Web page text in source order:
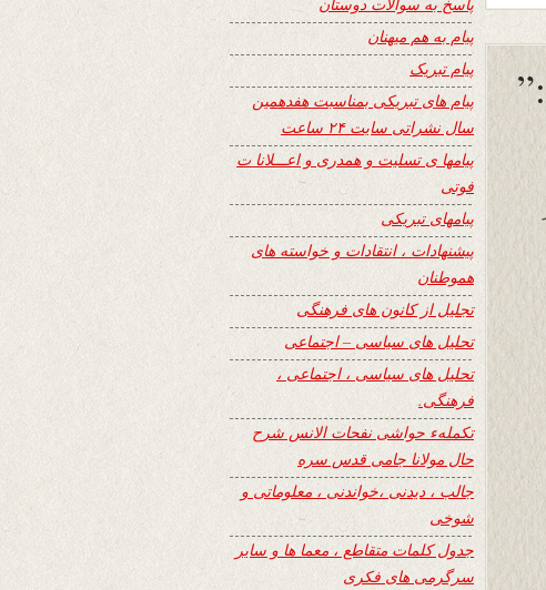
پیام به هم میهنان
پیام تبریک
پیام های تبریکی بمناسبت هفدهمین
سال نشراتی سایت ۲۴ ساعت
پیامها ی تسلیت و همدری و اعـــلانا ت
فوتی
پیامهای تبریکی
پیشنهادات ، انتقادات و خواسته های
هموطنان
تجلیل از کانون های فرهنگی
تحلیل های سیاسی – اجتماعی
تحلیل های سیاسی ، اجتماعی ،
فرهنگی.
تکملهء حواشی نفحات الانس شرح
حال مولانا جامی قدس سره
جالب ، دیدنی ،خواندنی ، معلوماتی و
شوخی
جدول کلمات متقاطع ، معما ها و سایر
سرگرمی های فکری